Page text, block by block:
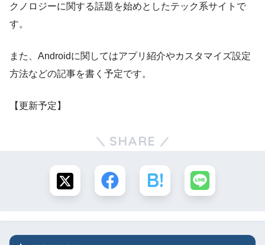
クノロジーに関する話題を始めとしたテック系サイトで
す。
また、Androidに関してはアプリ紹介やカスタマイズ設定
方法などの記事を書く予定です。
【更新予定】
SHARE